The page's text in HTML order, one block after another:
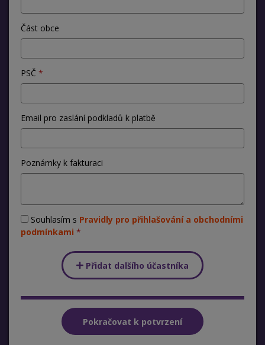
Část obce
PSČ
Email pro zaslání podkladů k platbě
Poznámky k fakturaci
Souhlasím s Pravidly pro přihlašování a obchodními
podmínkami
Přidat dalšího účastníka